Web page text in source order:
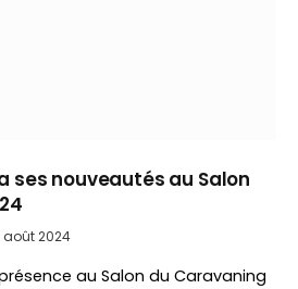
ses nouveautés au Salon
août 2024
au Salon du Caravaning